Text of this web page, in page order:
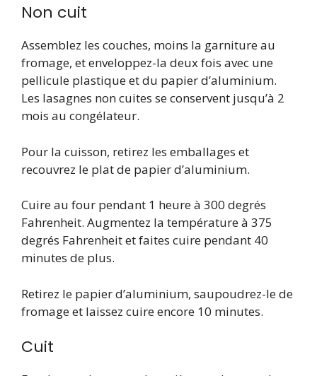
Non cuit
Assemblez les couches, moins la garniture au
fromage, et enveloppez-la deux fois avec une
pellicule plastique et du papier d’aluminium.
Les lasagnes non cuites se conservent jusqu’à 2
mois au congélateur.
Pour la cuisson, retirez les emballages et
recouvrez le plat de papier d’aluminium.
Cuire au four pendant 1 heure à 300 degrés
Fahrenheit. Augmentez la température à 375
degrés Fahrenheit et faites cuire pendant 40
minutes de plus.
Retirez le papier d’aluminium, saupoudrez-le de
fromage et laissez cuire encore 10 minutes.
Cuit